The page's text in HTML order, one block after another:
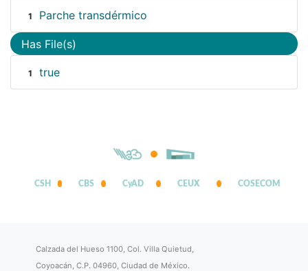
1 Parche transdérmico
Has File(s)
1 true
CSH CBS CyAD CEUX COSECOM
Calzada del Hueso 1100, Col. Villa Quietud,
Coyoacán, C.P. 04960, Ciudad de México.